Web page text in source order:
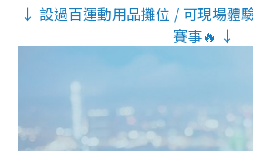
↓ 設過百運動用品攤位 / 可現場體
賽事🔥 ↓